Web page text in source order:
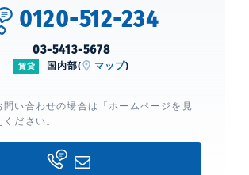
0120-512-234
03-5413-5678
賃貸 国内部( マップ)
い合わせの場合は「ホームページを見
ださい。